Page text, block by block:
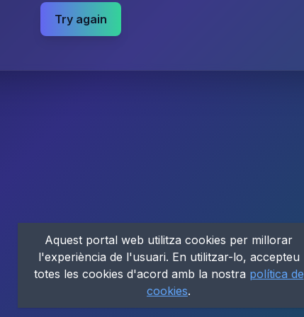
Try again
Aquest portal web utilitza cookies per millorar
l'experiència de l'usuari. En utilitzar-lo, accepteu
totes les cookies d'acord amb la nostra política de
cookies.